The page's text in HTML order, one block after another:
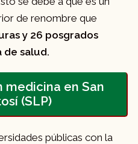
de renombre que
y 26 posgrados
de salud.
medicina en San
(SLP)
públicas con la